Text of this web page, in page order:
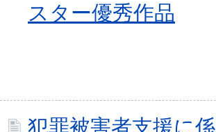
スター優秀作品
犯罪被害者支援に係